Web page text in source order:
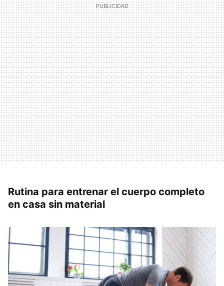
Rutina para entrenar el cuerpo completo
en casa sin material